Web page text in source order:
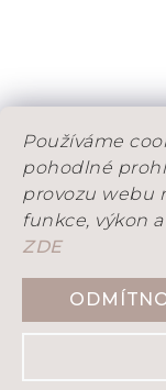
Používáme
pohodlné
provozu webu
funkce, výkon
ZDE
dovolenou.
přijaté